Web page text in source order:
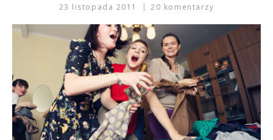
23 listopada 2011 20 komentarzy